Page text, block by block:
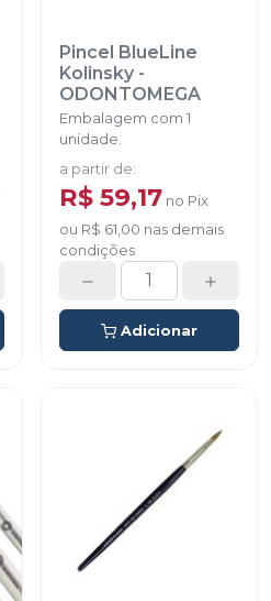
Pincel BlueLine
Kolinsky -
ODONTOMEGA
Embalagem com 1
unidade.
a partir de:
R$ 59,17 no Pix
ou R$ 61,00 nas demais
condições
Adicionar